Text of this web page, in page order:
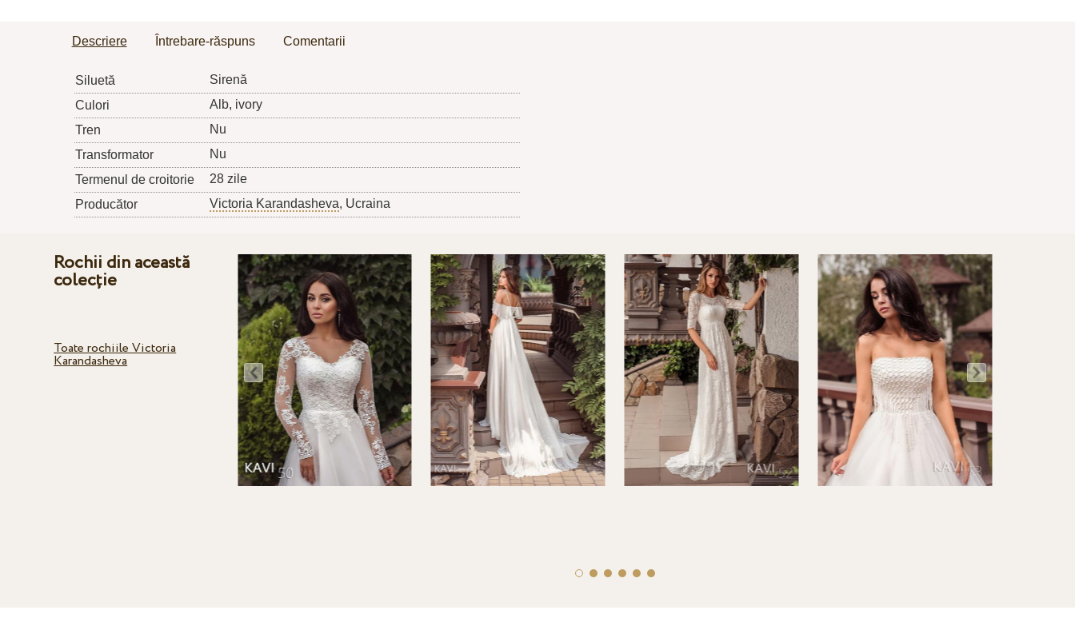
Descriere Întrebare-răspuns Comentarii
Siluetă
Sirenă
Culori
Alb, ivory
Tren
Nu
Transformator
Nu
Termenul de croitorie
28 zile
Producător
Victoria Karandasheva, Ucraina
Rochii din această
colecție
Toate rochiile Victoria
Karandasheva